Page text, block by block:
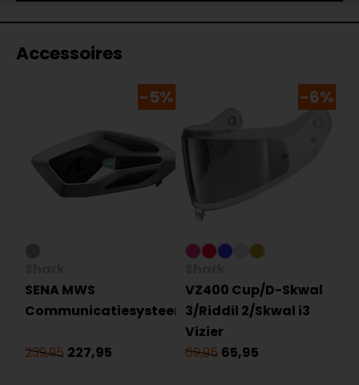
Accessoires
-5%
SENA MWS
Communicatiesysteem
239,95 227,95
-6%
VZ400 Cup/D-Skwal
3/Riddil 2/Skwal i3
Vizier
69,95 65,95